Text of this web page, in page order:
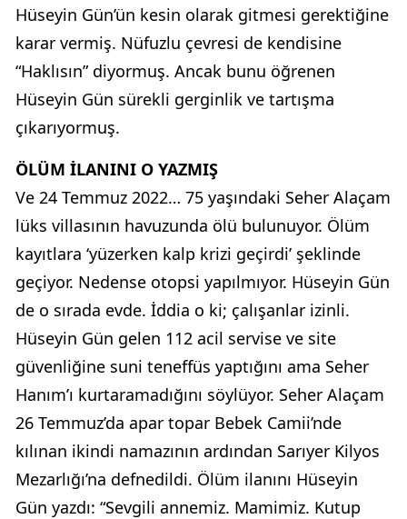
Hüseyin Gün’ün kesin olarak gitmesi gerektiğine
karar vermiş. Nüfuzlu çevresi de kendisine
“Haklısın” diyormuş. Ancak bunu öğrenen
Hüseyin Gün sürekli gerginlik ve tartışma
çıkarıyormuş.
ÖLÜM İLANINI O YAZMIŞ
Ve 24 Temmuz 2022… 75 yaşındaki Seher Alaçam
lüks villasının havuzunda ölü bulunuyor. Ölüm
kayıtlara ‘yüzerken kalp krizi geçirdi’ şeklinde
geçiyor. Nedense otopsi yapılmıyor. Hüseyin Gün
de o sırada evde. İddia o ki; çalışanlar izinli.
Hüseyin Gün gelen 112 acil servise ve site
güvenliğine suni teneffüs yaptığını ama Seher
Hanım’ı kurtaramadığını söylüyor. Seher Alaçam
26 Temmuz’da apar topar Bebek Camii’nde
kılınan ikindi namazının ardından Sarıyer Kilyos
Mezarlığı’na defnedildi. Ölüm ilanını Hüseyin
Gün yazdı: “Sevgili annemiz. Mamimiz. Kutup